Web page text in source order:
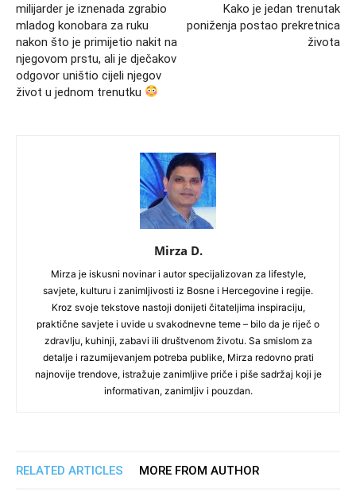
milijarder je iznenada zgrabio
mladog konobara za ruku
nakon što je primijetio nakit na
njegovom prstu, ali je dječakov
odgovor uništio cijeli njegov
život u jednom trenutku
Kako je jedan trenutak
poniženja postao prekretnica
života
Mirza D.
Mirza je iskusni novinar i autor specijalizovan za lifestyle,
savjete, kulturu i zanimljivosti iz Bosne i Hercegovine i regije.
Kroz svoje tekstove nastoji donijeti čitateljima inspiraciju,
praktične savjete i uvide u svakodnevne teme – bilo da je riječ o
zdravlju, kuhinji, zabavi ili društvenom životu. Sa smislom za
detalje i razumijevanjem potreba publike, Mirza redovno prati
najnovije trendove, istražuje zanimljive priče i piše sadržaj koji je
informativan, zanimljiv i pouzdan.
RELATED ARTICLES MORE FROM AUTHOR